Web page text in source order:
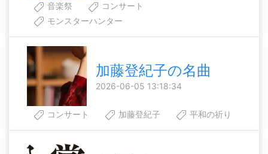
音楽祭
コンサート
モンスターハンター
加藤登紀子の名曲
2026-06-05 13:18:34
コンサート 加藤登紀子 平和の祈り